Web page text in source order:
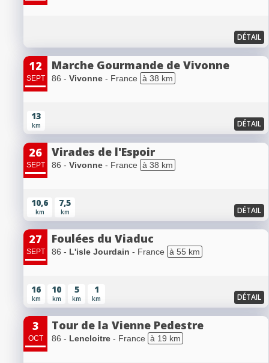
DÉTAIL
12
SEPT
Marche Gourmande de Vivonne
86 - Vivonne - France à 38 km
13
km DÉTAIL
26
SEPT
Virades de l'Espoir
86 - Vivonne - France à 38 km
10,6
km
7,5
km DÉTAIL
27
SEPT
Foulées du Viaduc
86 - L'isle Jourdain - France à 55 km
16
km
10
km
5
km
1
km DÉTAIL
3
OCT
Tour de la Vienne Pedestre
86 - Lencloitre - France à 19 km